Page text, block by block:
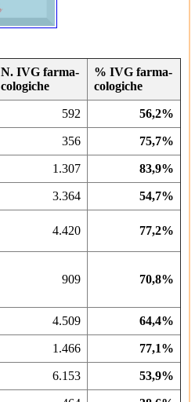
N. IVG farma­
colo­giche
% IVG farma­
colo­giche
592 56,2%
356 75,7%
1.307 83,9%
3.364 54,7%
4.420 77,2%
909 70,8%
4.509 64,4%
1.466 77,1%
6.153 53,9%